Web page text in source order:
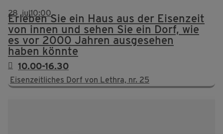
28 jul10:00
Erleben Sie ein Haus aus der Eisenzeit
von innen und sehen Sie ein Dorf, wie
es vor 2000 Jahren ausgesehen
haben könnte
10.00-16.30
Eisenzeitliches Dorf von Lethra, nr. 25